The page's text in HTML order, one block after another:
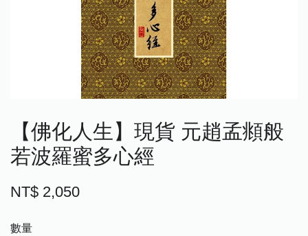
【佛化人生】現貨 元趙孟頫般
若波羅蜜多心經
NT$ 2,050
數量